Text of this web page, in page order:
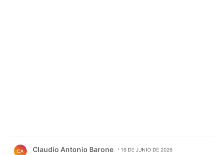
CA Claudio Antonio Barone 16 DE JUNIO DE 2026